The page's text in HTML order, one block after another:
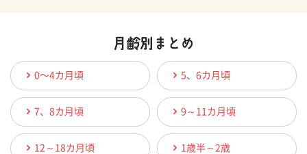
0〜4カ月頃 5、6カ月頃
7、8カ月頃 9～11カ月頃
12～18カ月頃 1歳半～2歳